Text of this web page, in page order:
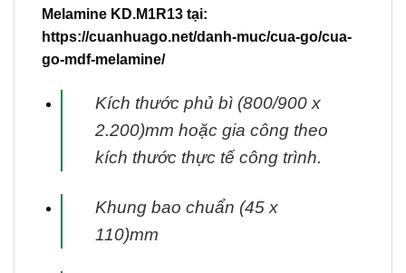
Melamine KD.M1R13 tại:
https://cuanhuago.net/danh-muc/cua-go/cua-
go-mdf-melamine/
Kích thước phủ bì (800/900 x
2.200)mm hoặc gia công theo
kích thước thực tế công trình.
Khung bao chuẩn (45 x
110)mm